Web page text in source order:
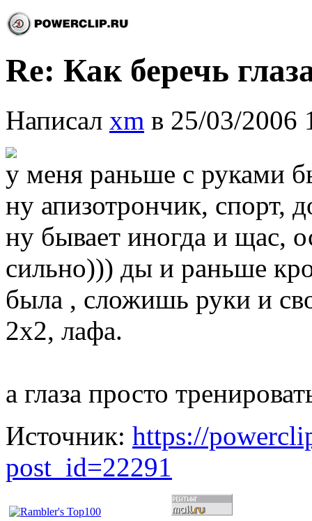
Re: Как беречь
Написал xm в 25/03/2006
у меня раньше с руками
ну апизотрончик, спорт,
ну бывает иногда и щас,
сильно))) ды и раньше
была , сложишь руки и
2х2, лафа.
а глаза просто
Источник: https://
post_id=22291